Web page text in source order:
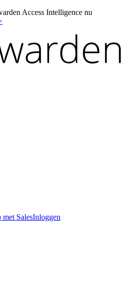
Access Intelligence nu
met SalesInloggen